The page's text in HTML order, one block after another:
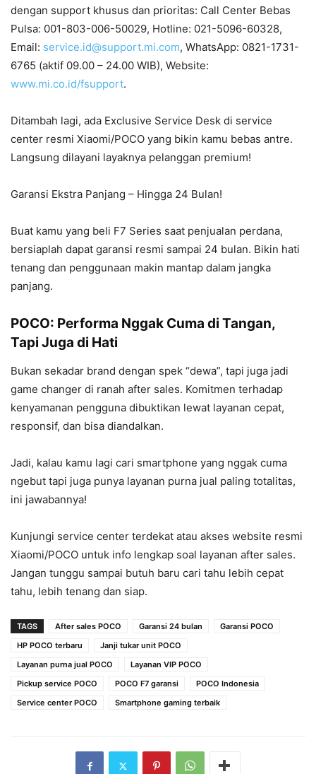
dengan support khusus dan prioritas: Call Center Bebas
Pulsa: 001-803-006-50029, Hotline: 021-5096-60328,
Email: service.id@support.mi.com, WhatsApp: 0821-1731-
6765 (aktif 09.00 – 24.00 WIB), Website:
www.mi.co.id/fsupport.
Ditambah lagi, ada Exclusive Service Desk di service
center resmi Xiaomi/POCO yang bikin kamu bebas antre.
Langsung dilayani layaknya pelanggan premium!
Garansi Ekstra Panjang – Hingga 24 Bulan!
Buat kamu yang beli F7 Series saat penjualan perdana,
bersiaplah dapat garansi resmi sampai 24 bulan. Bikin hati
tenang dan penggunaan makin mantap dalam jangka
panjang.
POCO: Performa Nggak Cuma di Tangan,
Tapi Juga di Hati
Bukan sekadar brand dengan spek “dewa”, tapi juga jadi
game changer di ranah after sales. Komitmen terhadap
kenyamanan pengguna dibuktikan lewat layanan cepat,
responsif, dan bisa diandalkan.
Jadi, kalau kamu lagi cari smartphone yang nggak cuma
ngebut tapi juga punya layanan purna jual paling totalitas,
ini jawabannya!
Kunjungi service center terdekat atau akses website resmi
Xiaomi/POCO untuk info lengkap soal layanan after sales.
Jangan tunggu sampai butuh baru cari tahu lebih cepat
tahu, lebih tenang dan siap.
TAGS After sales POCO Garansi 24 bulan
Garansi POCO
HP POCO terbaru
Janji tukar unit POCO
Layanan purna jual POCO
Layanan VIP POCO
Pickup service POCO
POCO F7 garansi
POCO Indonesia
Service center POCO
Smartphone gaming terbaik